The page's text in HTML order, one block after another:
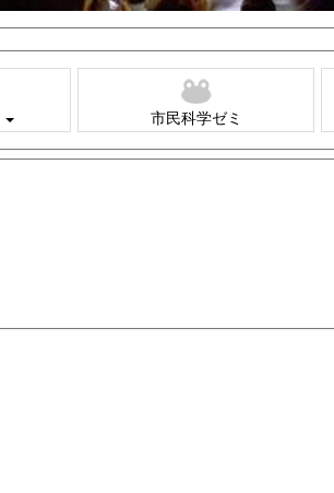
市民科学ゼミ